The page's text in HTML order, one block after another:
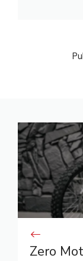
Zero